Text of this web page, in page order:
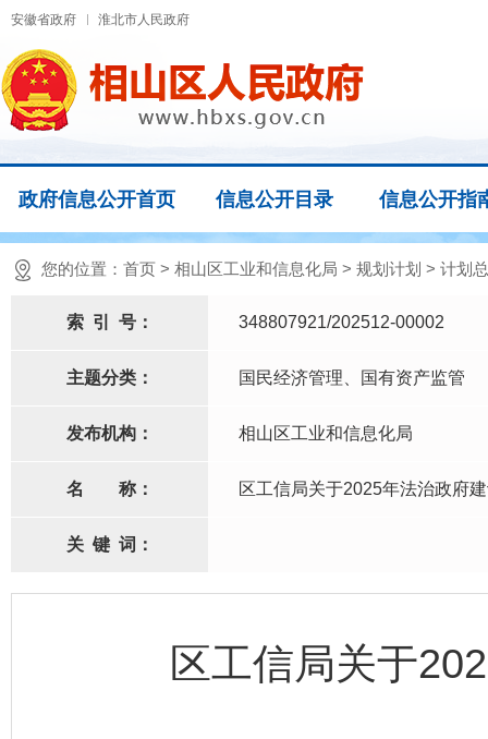
安徽省政府 淮北市人民政府
政府信息公开首页 信息公开目录 信息公开指
您的位置： 首页 > 相山区工业和信息化局 > 规划计划 > 计划
索 引 号： 348807921/202512-00002
主题分类： 国民经济管理、国有资产监管
发布机构： 相山区工业和信息化局
名 称： 区工信局关于2025年法治政府
关 键 词：
区工信局关于